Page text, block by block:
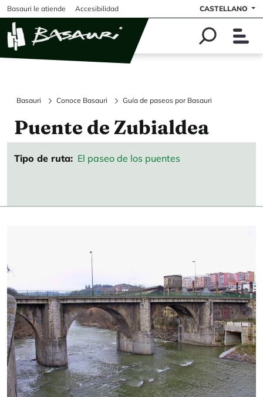
Pasar al contenido principal
Basauri le atiende Accesibilidad CASTELLANO
Basauri Conoce Basauri Guía de paseos por Basauri
Puente de Zubialdea
Tipo de ruta El paseo de los puentes